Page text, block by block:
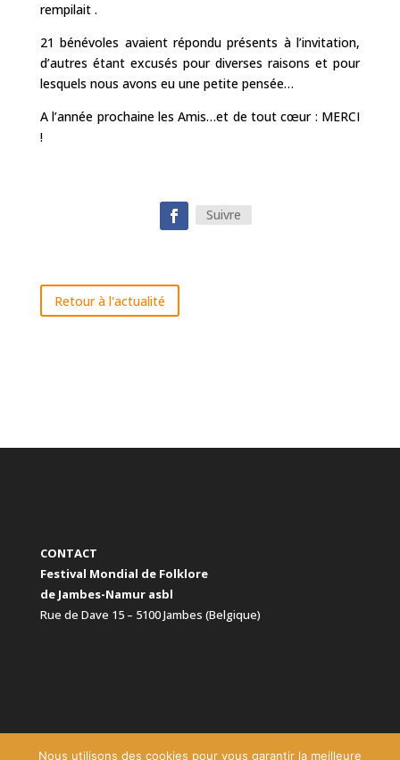
rempilait .
21 bénévoles avaient répondu présents à l’invitation,
d’autres étant excusés pour diverses raisons et pour
lesquels nous avons eu une petite pensée…
A l’année prochaine les Amis…et de tout cœur : MERCI
!
Suivre
Retour à l'actualité
CONTACT
Festival Mondial de Folklore
de Jambes-Namur asbl
Rue de Dave 15 – 5100 Jambes (Belgique)
Nous utilisons des cookies pour vous garantir la meilleure